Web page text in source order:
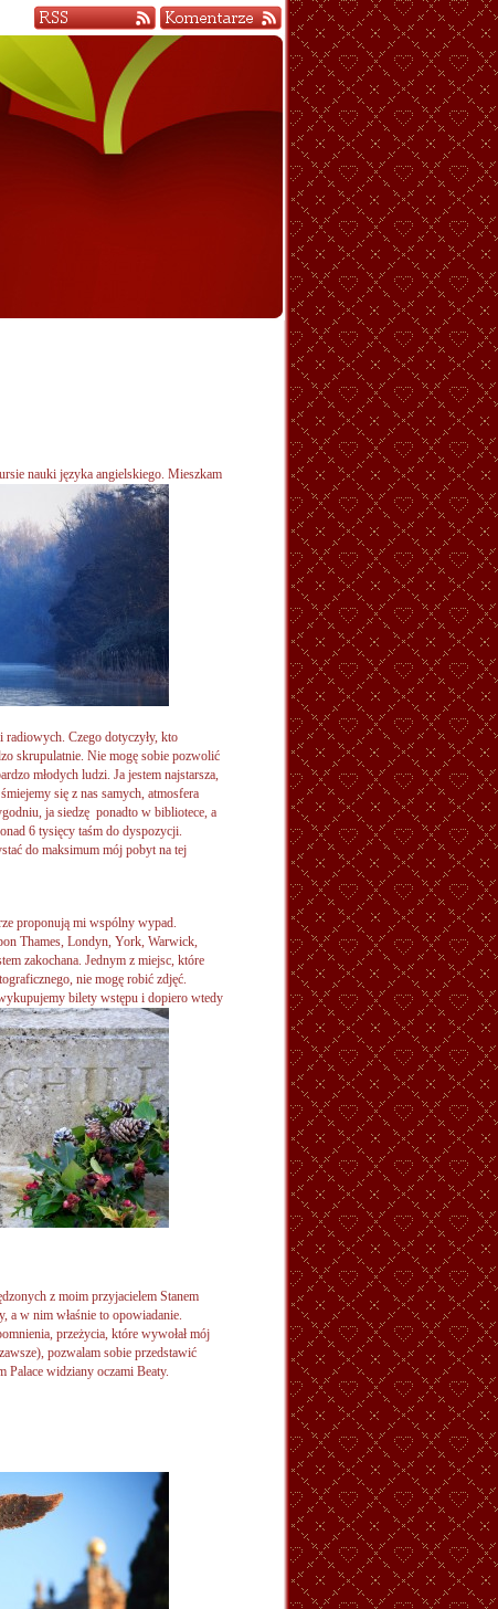
nauki języka angielskiego. Mieszkam
radiowych. Czego dotyczyły, kto
skrupulatnie. Nie mogę sobie pozwolić
młodych ludzi. Ja jestem najstarsza,
się z nas samych, atmosfera
ja siedzę ponadto w bibliotece, a
6 tysięcy taśm do dyspozycji.
do maksimum mój pobyt na tej
proponują mi wspólny wypad.
Thames, Londyn, York, Warwick,
zakochana. Jednym z miejsc, które
nie mogę robić zdjęć.
bilety wstępu i dopiero wtedy
z moim przyjacielem Stanem
a w nim właśnie to opowiadanie.
przeżycia, które wywołał mój
pozwalam sobie przedstawić
widziany oczami Beaty.